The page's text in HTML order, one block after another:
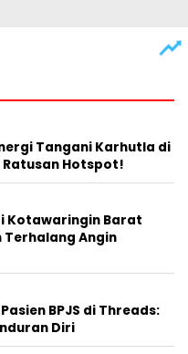
Tangani Karhutla di
Ratusan Hotspot!
Kotawaringin Barat
Terhalang Angin
BPJS di Threads:
Diri